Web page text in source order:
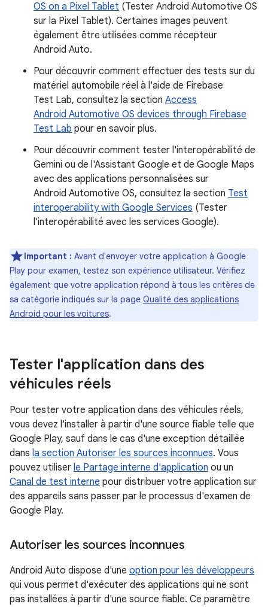
OS on a Pixel Tablet (Tester Android Automotive OS
sur la Pixel Tablet). Certaines images peuvent
également être utilisées comme récepteur
Android Auto.
Pour découvrir comment effectuer des tests sur du
matériel automobile réel à l'aide de Firebase
Test Lab, consultez la section Access
Android Automotive OS devices through Firebase
Test Lab pour en savoir plus.
Pour découvrir comment tester l'interopérabilité de
Gemini ou de l'Assistant Google et de Google Maps
avec des applications personnalisées sur
Android Automotive OS, consultez la section Test
interoperability with Google Services (Tester
l'interopérabilité avec les services Google).
Important : Avant d'envoyer votre application à Google
Play pour examen, testez son expérience utilisateur. Vérifiez
également que votre application répond à tous les critères de
sa catégorie indiqués sur la page Qualité des applications
Android pour les voitures.
Tester l'application dans des
véhicules réels
Pour tester votre application dans des véhicules réels,
vous devez l'installer à partir d'une source fiable telle que
Google Play, sauf dans le cas d'une exception détaillée
dans la section Autoriser les sources inconnues. Vous
pouvez utiliser le Partage interne d'application ou un
Canal de test interne pour distribuer votre application sur
des appareils sans passer par le processus d'examen de
Google Play.
Autoriser les sources inconnues
Android Auto dispose d'une option pour les développeurs
qui vous permet d'exécuter des applications qui ne sont
pas installées à partir d'une source fiable. Ce paramètre